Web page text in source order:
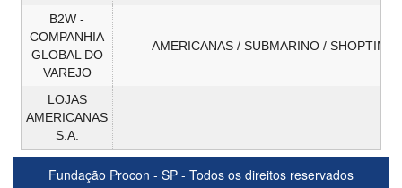
B2W -
COMPANHIA
GLOBAL DO
VAREJO
AMERICANAS / SUBMARINO / SHOPTIME
LOJAS
AMERICANAS
S.A.
Fundação Procon - SP - Todos os direitos reservados